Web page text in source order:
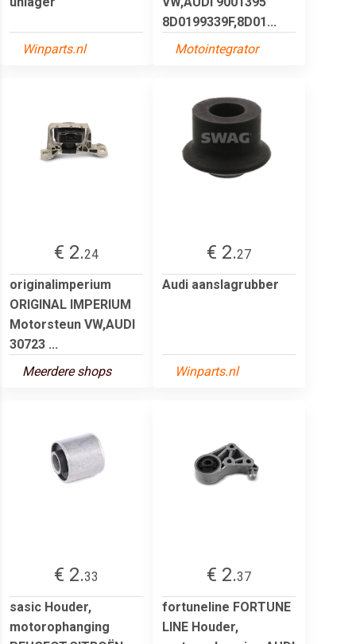
Winparts.nl
8D0199339F,8D01...
Motointegrator
€ 2.24
originalimperium
ORIGINAL IMPERIUM
Motorsteun VW,AUDI
30723 ...
Meerdere shops
€ 2.27
Audi aanslagrubber
Winparts.nl
€ 2.33
sasic Houder,
motorophanging
€ 2.37
fortuneline FORTUNE
LINE Houder,